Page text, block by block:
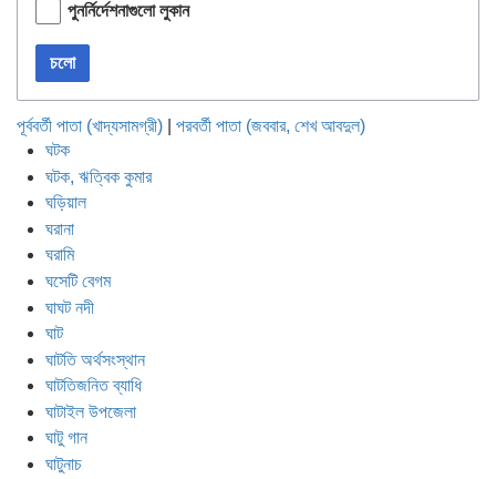
পুনর্নির্দেশনাগুলো লুকান
চলো
পূর্ববর্তী পাতা (খাদ্যসামগ্রী)
পরবর্তী পাতা (জববার, শেখ আবদুল)
ঘটক
ঘটক, ঋত্বিক কুমার
ঘড়িয়াল
ঘরানা
ঘরামি
ঘসেটি বেগম
ঘাঘট নদী
ঘাট
ঘাটতি অর্থসংস্থান
ঘাটতিজনিত ব্যাধি
ঘাটাইল উপজেলা
ঘাটু গান
ঘাটুনাচ